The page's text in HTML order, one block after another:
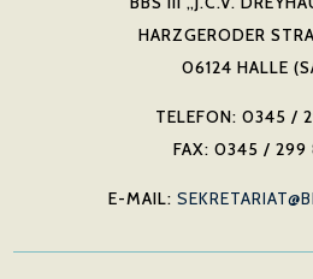
HARZGERODER
06124 HALLE
TELEFON: 0345 /
FAX: 0345 / 299
E-MAIL: